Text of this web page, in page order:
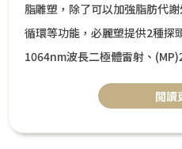
脂雕塑，除了可以加強脂肪代
循環等功能，必麗塑提供2種探
1064nm波長二極體雷射、
訴你Venus Bliss必麗塑是甚麼
象？最後將會比較與冷凍減脂的
閲讀